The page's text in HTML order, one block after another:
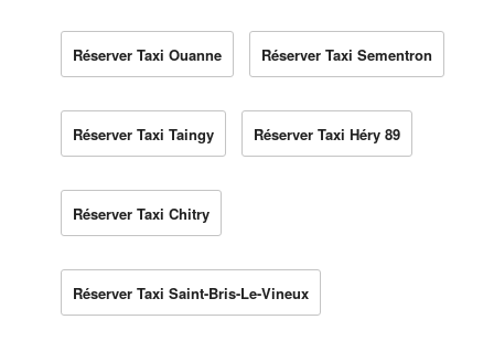
Réserver Taxi Ouanne Réserver Taxi Sementron
Réserver Taxi Taingy Réserver Taxi Héry 89
Réserver Taxi Chitry
Réserver Taxi Saint-Bris-Le-Vineux